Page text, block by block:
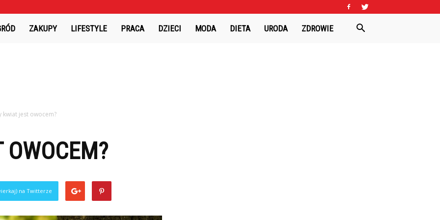
ZAKUPY LIFESTYLE PRACA DZIECI MODA DIETA URODA ZDROWIE
kwiat jest owocem?
OWOCEM?
na Twitterze